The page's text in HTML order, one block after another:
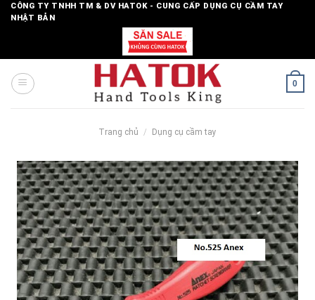
SkipCÔNG TY TNHH TM & DV HATOK - CUNG CẤP DỤNG CỤ CẦM TAY
NHẬT BẢN
0
Trang chủ / Dụng cụ cầm tay